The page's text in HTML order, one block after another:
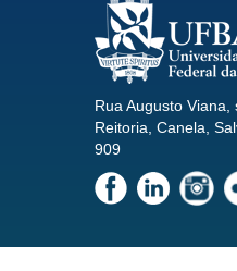
Rua Augusto Viana,
Reitoria, Canela,
909